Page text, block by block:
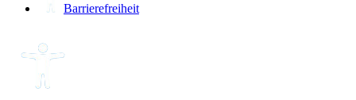
Barrierefreiheit